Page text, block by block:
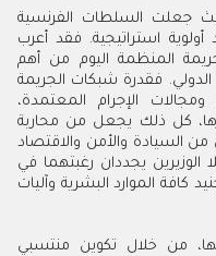
جعلت السلطات الفرنسية
استراتيجية. فقد أعرب
المنظمة اليوم من أهم
فقدرة شبكات الجريمة
الإجرام المعتمدة،
كل ذلك يجعل من محاربة
السيادة والأمن والاقتصاد
الوزيرين يجددان رغبتهما في
كافة الموارد البشرية وآليات
من خلال تكوين منتسبي